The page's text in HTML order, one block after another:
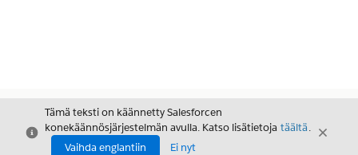
Sulje
Tämä teksti on käännetty Salesforcen
konekäännösjärjestelmän avulla. Katso lisätietoja täältä.
Vaihda englantiin
Ei nyt
Sulje